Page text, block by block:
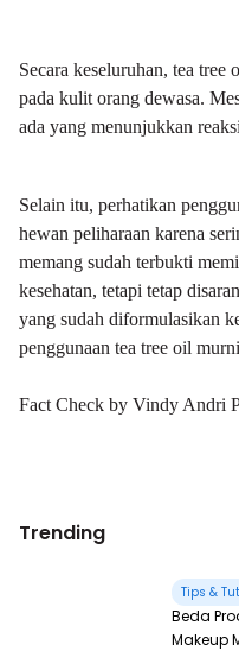
Secara keseluruhan, tea
pada kulit orang dewasa.
ada yang menunjukkan
Selain itu, perhatikan
hewan peliharaan karena
memang sudah terbukti
kesehatan, tetapi tetap
yang sudah diformulasikan
penggunaan tea tree oil
Fact Check by Vindy Andri
Trending
Tips &
Beda
Makeup